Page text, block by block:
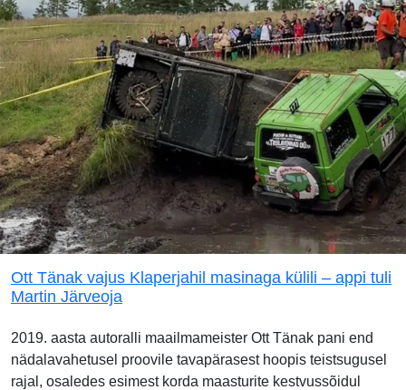
Ott Tänak vajus Klaperjahil masinaga külili – appi tuli
Martin Järveoja
2019. aasta autoralli maailmameister Ott Tänak pani end
nädalavahetusel proovile tavapärasest hoopis teistsugusel
rajal, osaledes esimest korda maasturite kestvussõidul